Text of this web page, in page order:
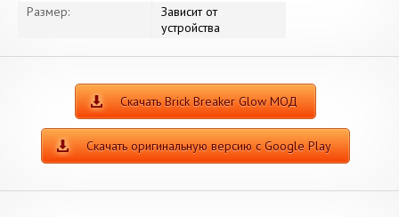
Размер:
Зависит от
устройства
Скачать Brick Breaker Glow МОД
Скачать оригинальную версию с Google Play